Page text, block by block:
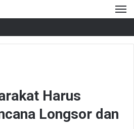
Harus
Longsor dan